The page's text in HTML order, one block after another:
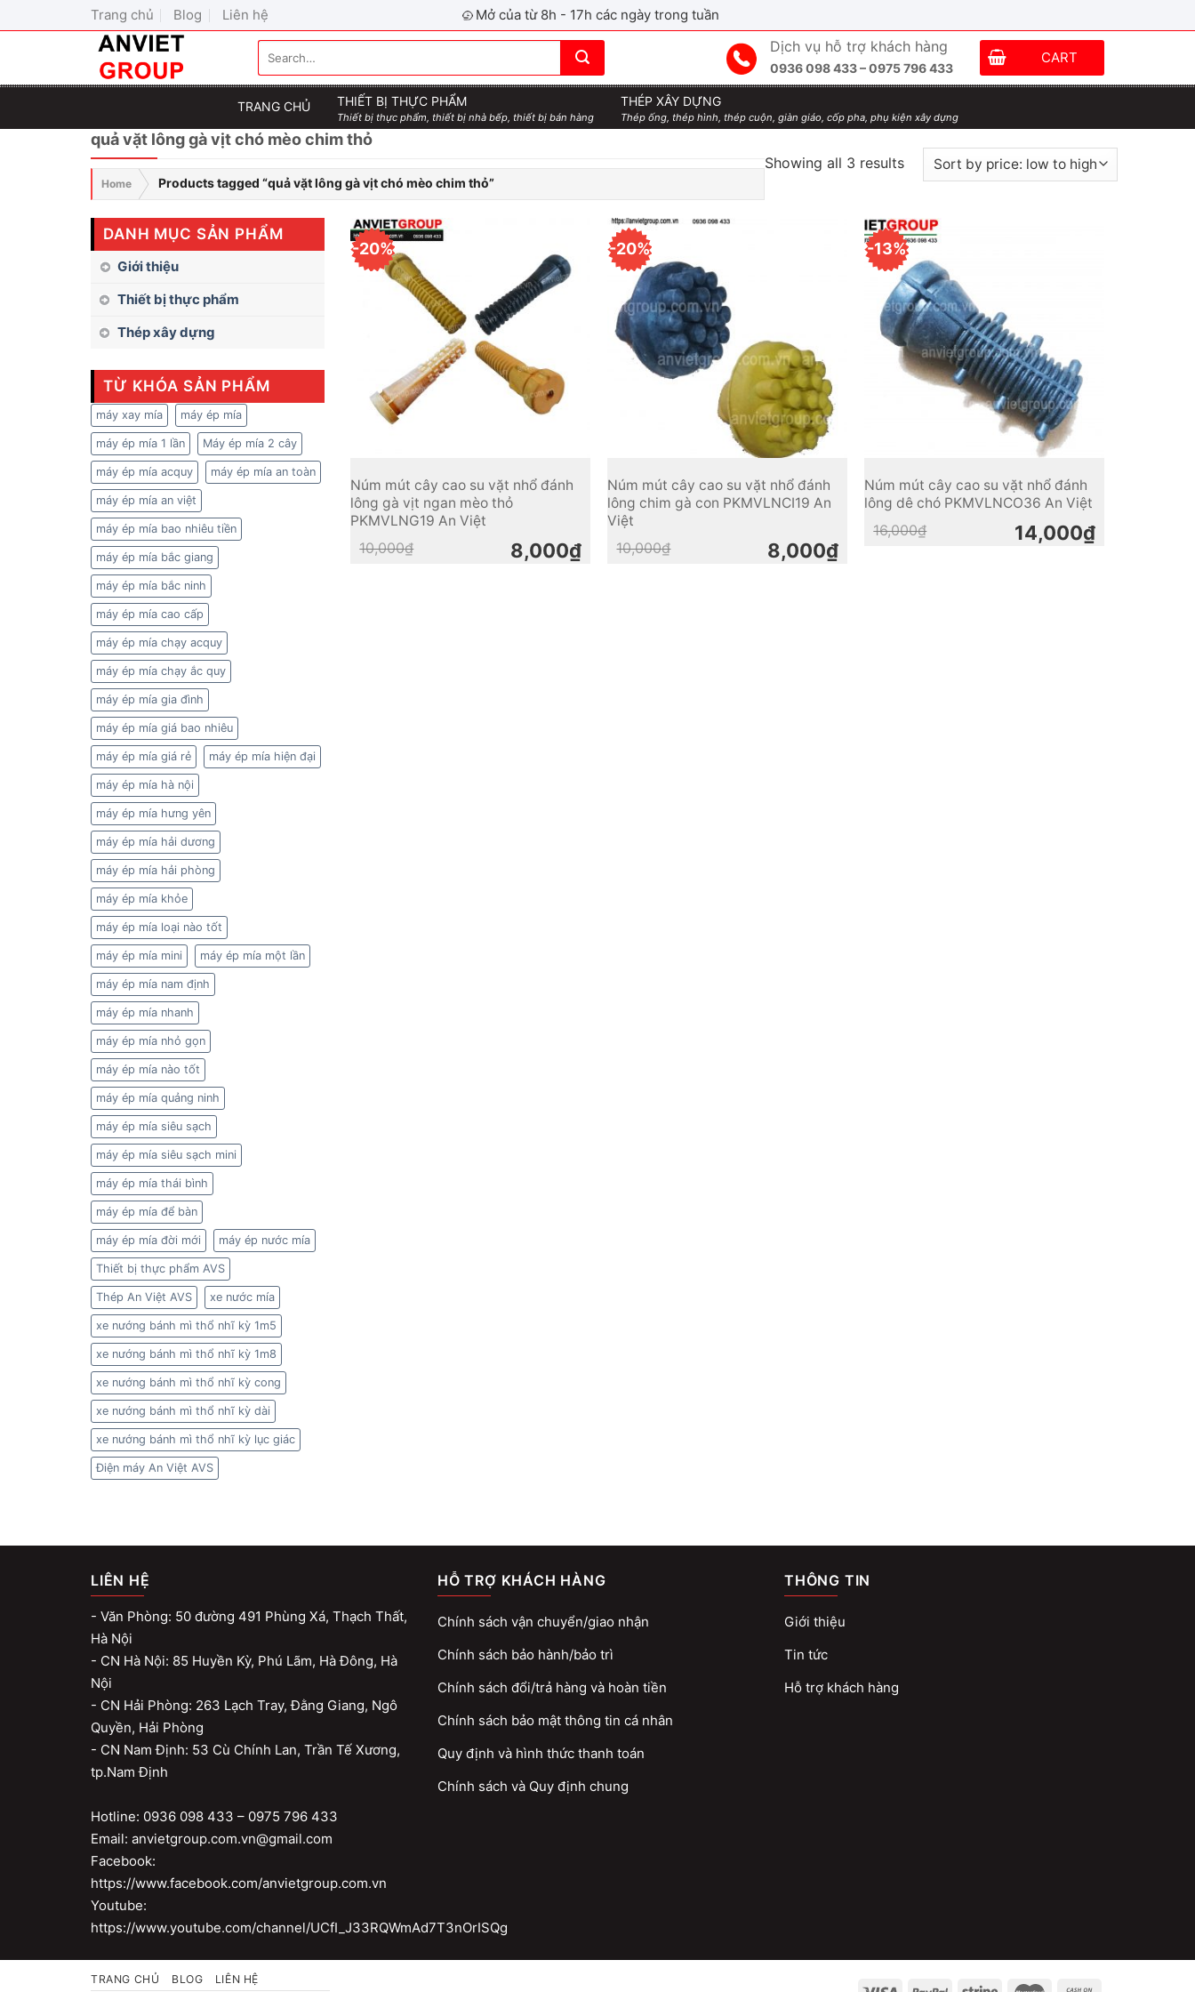
to
Trang chủ Blog Liên hệ Mở của từ 8h - 17h các ngày trong tuần
for:
Dịch vụ hỗ trợ khách hàng
0936 098 433 – 0975 796 433
CART
TRANG CHỦ THIẾT BỊ THỰC PHẨM
Thiết bị thực phẩm, thiết bị nhà bếp, thiết bị bán hàng
THÉP XÂY DỰNG
Thép ống, thép hình, thép cuộn, giàn giáo, cốp pha, phụ kiện xây dựng
quả vặt lông gà vịt chó mèo chim thỏ
Home Products tagged “quả vặt lông gà vịt chó mèo chim thỏ”
Showing all 3 results
DANH MỤC SẢN PHẨM
Giới thiệu
Thiết bị thực phẩm
Thép xây dựng
TỪ KHÓA SẢN PHẨM
máy xay mía máy ép mía
máy ép mía 1 lần Máy ép mía 2 cây
máy ép mía acquy máy ép mía an toàn
máy ép mía an việt
máy ép mía bao nhiêu tiền
máy ép mía bắc giang
máy ép mía bắc ninh
máy ép mía cao cấp
máy ép mía chạy acquy
máy ép mía chạy ắc quy
máy ép mía gia đình
máy ép mía giá bao nhiêu
máy ép mía giá rẻ máy ép mía hiện đại
máy ép mía hà nội
máy ép mía hưng yên
máy ép mía hải dương
máy ép mía hải phòng
máy ép mía khỏe
máy ép mía loại nào tốt
máy ép mía mini máy ép mía một lần
máy ép mía nam định
máy ép mía nhanh
máy ép mía nhỏ gọn
máy ép mía nào tốt
máy ép mía quảng ninh
máy ép mía siêu sạch
máy ép mía siêu sạch mini
máy ép mía thái bình
máy ép mía để bàn
máy ép mía đời mới máy ép nước mía
Thiết bị thực phẩm AVS
Thép An Việt AVS xe nước mía
xe nướng bánh mì thổ nhĩ kỳ 1m5
xe nướng bánh mì thổ nhĩ kỳ 1m8
xe nướng bánh mì thổ nhĩ kỳ cong
xe nướng bánh mì thổ nhĩ kỳ dài
xe nướng bánh mì thổ nhĩ kỳ lục giác
Điện máy An Việt AVS
-20%
Núm mút cây cao su vặt nhổ đánh
lông gà vịt ngan mèo thỏ
PKMVLNG19 An Việt
10,000₫ 8,000₫
-20%
Núm mút cây cao su vặt nhổ đánh
lông chim gà con PKMVLNCI19 An
Việt
10,000₫ 8,000₫
-13%
Núm mút cây cao su vặt nhổ đánh
lông dê chó PKMVLNCO36 An Việt
16,000₫ 14,000₫
LIÊN HỆ
- Văn Phòng: 50 đường 491 Phùng Xá, Thạch Thất,
Hà Nội
- CN Hà Nội: 85 Huyền Kỳ, Phú Lãm, Hà Đông, Hà
Nội
- CN Hải Phòng: 263 Lạch Tray, Đằng Giang, Ngô
Quyền, Hải Phòng
- CN Nam Định: 53 Cù Chính Lan, Trần Tế Xương,
tp.Nam Định
Hotline: 0936 098 433 – 0975 796 433
Email: anvietgroup.com.vn@gmail.com
Facebook:
https://www.facebook.com/anvietgroup.com.vn
Youtube:
https://www.youtube.com/channel/UCfI_J33RQWmAd7T3nOrISQg
HỖ TRỢ KHÁCH HÀNG
Chính sách vận chuyển/giao nhận
Chính sách bảo hành/bảo trì
Chính sách đổi/trả hàng và hoàn tiền
Chính sách bảo mật thông tin cá nhân
Quy định và hình thức thanh toán
Chính sách và Quy định chung
THÔNG TIN
Giới thiệu
Tin tức
Hỗ trợ khách hàng
TRANG CHỦ BLOG LIÊN HỆ